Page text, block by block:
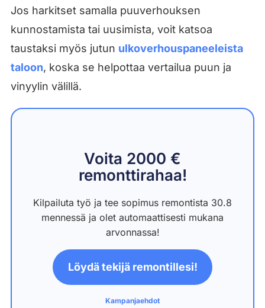
Jos harkitset samalla puuverhouksen
kunnostamista tai uusimista, voit katsoa
taustaksi myös jutun ulkoverhouspaneeleista
taloon, koska se helpottaa vertailua puun ja
vinyylin välillä.
Voita 2000 €
remonttirahaa!
Kilpailuta työ ja tee sopimus remontista 30.8
mennessä ja olet automaattisesti mukana
arvonnassa!
Löydä tekijä remontillesi!
Kampanjaehdot